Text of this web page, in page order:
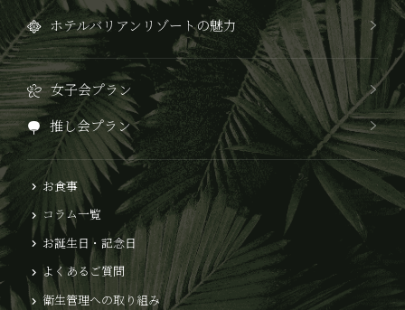
ホテルバリアンリゾートの魅力
女子会プラン
推し会プラン
お食事
コラム一覧
お誕生日・記念日
よくあるご質問
衛生管理への取り組み